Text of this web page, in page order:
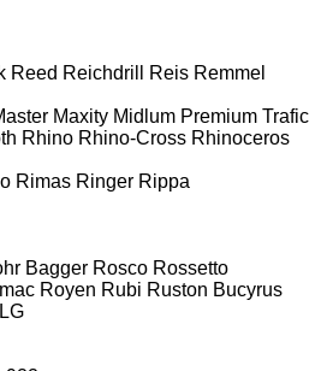
Reed Reichdrill Reis Remmel
Maxity Midlum Premium Trafic
Rhino Rhino-Cross Rhinoceros
Rimas Ringer Rippa
Bagger Rosco Rossetto
Royen Rubi Ruston Bucyrus